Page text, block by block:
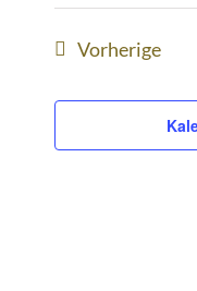
Vorherige